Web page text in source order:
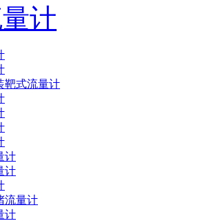
计
靶式流量计
计
计
流量计
计